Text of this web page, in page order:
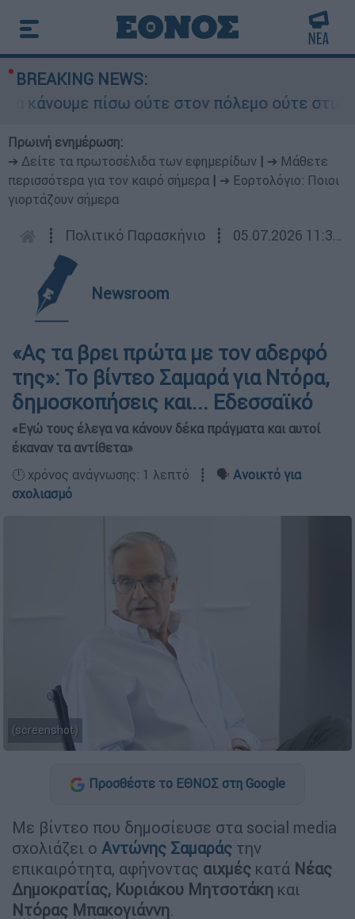
BREAKING NEWS:
πίσω ούτε στον πόλεμο ούτε στις
Πρωινή ενημέρωση:
➔ Δείτε τα πρωτοσέλιδα των εφημερίδων
➔ Μάθετε
περισσότερα για τον καιρό σήμερα
➔ Εορτολόγιο: Ποιοι
γιορτάζουν σήμερα
┋ Πολιτικό Παρασκήνιο ┋ 05.07.2026 11:35
Newsroom
«Ας τα βρει πρώτα με τον αδερφό
της»: Το βίντεο Σαμαρά για Ντόρα,
δημοσκοπήσεις και... Εδεσσαϊκό
«Εγώ τους έλεγα να κάνουν δέκα πράγματα και αυτοί
έκαναν τα αντίθετα»
🕛 χρόνος ανάγνωσης: 1 λεπτό ┋ 🗣️ Ανοικτό για
σχολιασμό
(screenshot)
Προσθέστε το ΕΘΝΟΣ στη Google
Με βίντεο που δημοσίευσε στα social media
σχολιάζει ο Αντώνης Σαμαράς την
επικαιρότητα, αφήνοντας αιχμές κατά Νέας
Δημοκρατίας, Κυριάκου Μητσοτάκη και
Ντόρας Μπακογιάννη.